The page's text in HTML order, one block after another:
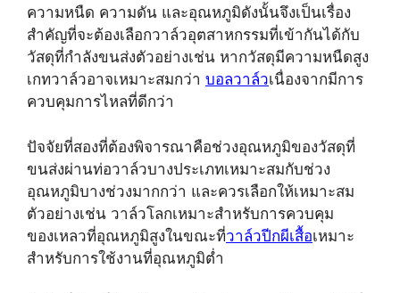
ความหนืด ความดัน และอุณหภูมิดังนั้นจึงเป็นเรื่อง
สำคัญที่จะต้องเลือกวาล์วอุตสาหกรรมที่เข้ากันได้กับ
วัสดุที่กำลังขนส่งตัวอย่างเช่น หากวัสดุมีความหนืดสูง
เกทวาล์วอาจเหมาะสมกว่า บอลวาล์วเนื่องจากมีการ
ควบคุมการไหลที่ดีกว่า
ปัจจัยที่สองที่ต้องพิจารณาคือช่วงอุณหภูมิของวัสดุที่
ขนส่งผ่านท่อวาล์วบางประเภทเหมาะสมกับช่วง
อุณหภูมิบางช่วงมากกว่า และควรเลือกให้เหมาะสม
ตัวอย่างเช่น วาล์วโลกเหมาะสำหรับการควบคุม
ของเหลวที่อุณหภูมิสูงในขณะที่วาล์วปีกผีเสื้อเหมาะ
สำหรับการใช้งานที่อุณหภูมิต่ำ